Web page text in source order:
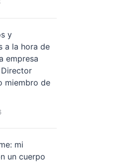
y
a la hora de
empresa
miembro de
mi
un cuerpo